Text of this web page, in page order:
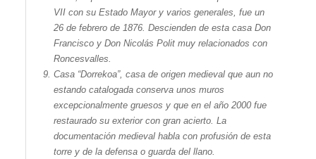
VII con su Estado Mayor y varios generales, fue un
26 de febrero de 1876. Descienden de esta casa Don
Francisco y Don Nicolás Polit muy relacionados con
Roncesvalles.
Casa “Dorrekoa”, casa de origen medieval que aun no
estando catalogada conserva unos muros
excepcionalmente gruesos y que en el año 2000 fue
restaurado su exterior con gran acierto. La
documentación medieval habla con profusión de esta
torre y de la defensa o guarda del llano.